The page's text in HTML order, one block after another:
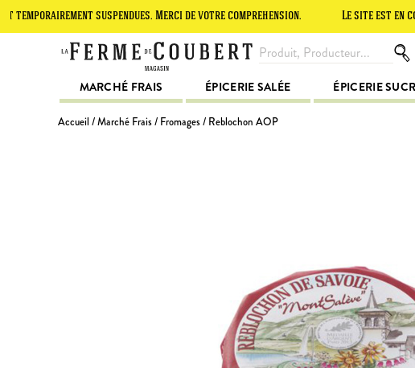
suspendues. Merci de votre compréhension. Le site est en cours de
MARCHÉ FRAIS ÉPICERIE SALÉE ÉPICERIE
Accueil /Marché Frais/ Fromages/ Reblochon AOP